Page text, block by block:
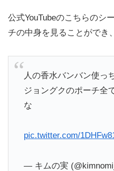
公式YouTubeのこちらのシ
チの中身を見ることができ
人の香水バンバン使っ
ジョングクのポーチ全
な
pic.twitter.com/
— キムの実